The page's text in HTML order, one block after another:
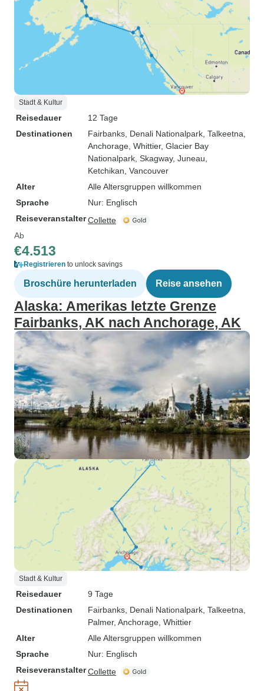
Stadt & Kultur
Reisedauer
12 Tage
Destinationen
Fairbanks , Denali Nationalpark , Talkeetna
Anchorage , Whittier, Glacier Bay
Nationalpark , Skagway, Juneau
Ketchikan , Vancouver
Alter
Alle Altersgruppen willkommen
Sprache
Nur: Englisch
ReiseveranstalterCollette
Ab
€4.513
Registrieren to unlock savings
Broschüre herunterladen Reise ansehen
Alaska: Amerikas letzte Grenze
Fairbanks, AK nach Anchorage, AK
Stadt & Kultur
Reisedauer
9 Tage
Destinationen
Fairbanks , Denali Nationalpark , Talkeetna
Palmer, Anchorage , Whittier
Alter
Alle Altersgruppen willkommen
Sprache
Nur: Englisch
ReiseveranstalterCollette